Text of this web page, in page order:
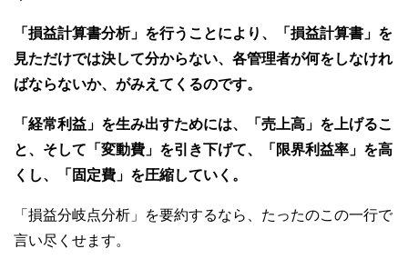
「損益計算書分析」を行うことにより、「損益計算書」を
見ただけでは決して分からない、各管理者が何をしなけれ
ばならないか、がみえてくるのです。
「経常利益」を生み出すためには、「売上高」を上げるこ
と、そして「変動費」を引き下げて、「限界利益率」を高
くし、「固定費」を圧縮していく。
「損益分岐点分析」を要約するなら、たったのこの一行で
言い尽くせます。